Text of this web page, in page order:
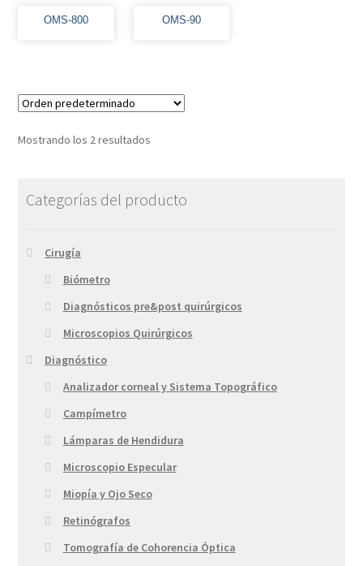
OMS-800 OMS-90
Mostrando los 2 resultados
Categorías del producto
Cirugía
Biómetro
Diagnósticos pre&post quirúrgicos
Microscopios Quirúrgicos
Diagnóstico
Analizador corneal y Sistema Topográfico
Campímetro
Lámparas de Hendidura
Microscopio Especular
Miopía y Ojo Seco
Retinógrafos
Tomografía de Cohorencia Óptica